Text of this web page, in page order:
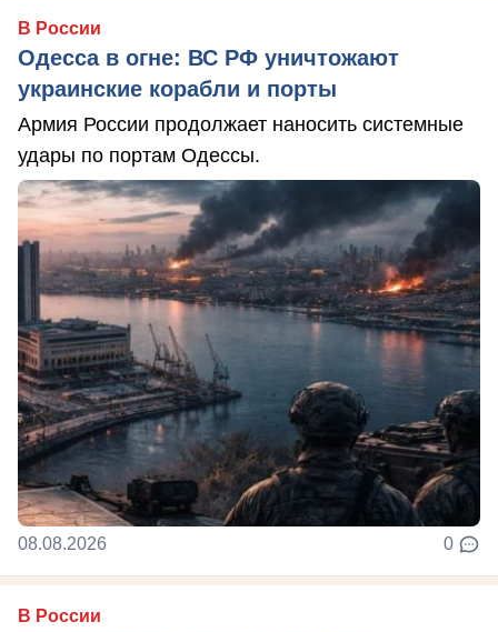
В России
Одесса в огне: ВС РФ уничтожают
украинские корабли и порты
Армия России продолжает наносить системные
удары по портам Одессы.
08.08.2026 0
В России